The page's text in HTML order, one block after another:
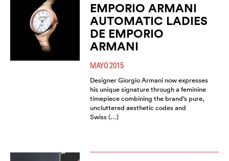
EMPORIO ARMANI
AUTOMATIC LADIES
DE EMPORIO
ARMANI
MAYO 2015
Designer Giorgio Armani now expresses
his unique signature through a feminine
timepiece combining the brand’s pure,
uncluttered aesthetic codes and
Swiss (…)